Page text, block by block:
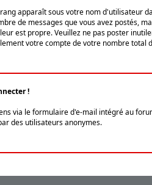
apparaît sous votre nom d'utilisateur
de messages que vous avez postés,
est propre. Veuillez ne pas poster
votre compte de votre nombre total
!
via le formulaire d'e-mail intégré au
des utilisateurs anonymes.